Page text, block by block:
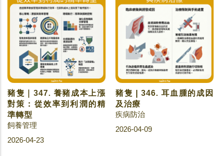
豬隻｜347. 養豬成本上漲
對策：從效率到利潤的精
準轉型
飼養管理
2026-04-23
豬隻 | 346. 耳血腫的成因
及治療
疾病防治
2026-04-09